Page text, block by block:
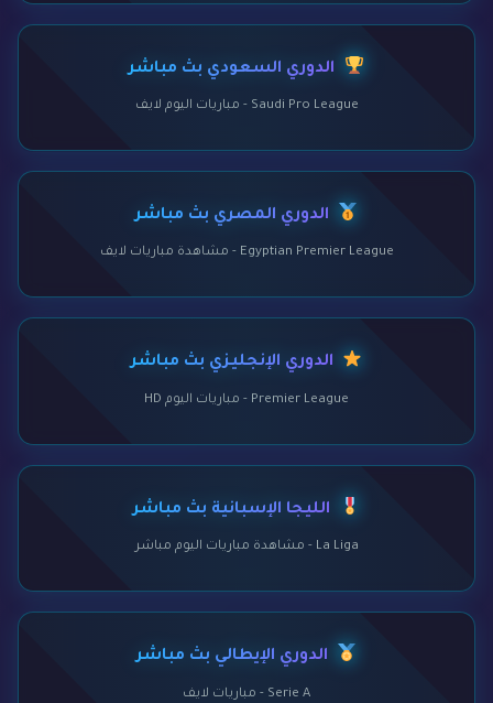
الدوري السعودي بث مباشر
Saudi Pro League - مباريات اليوم لايف
الدوري المصري بث مباشر
Egyptian Premier League - مشاهدة مباريات لايف
الدوري الإنجليزي بث مباشر
Premier League - مباريات اليوم HD
الليجا الإسبانية بث مباشر
La Liga - مشاهدة مباريات اليوم مباشر
الدوري الإيطالي بث مباشر
Serie A - مباريات لايف